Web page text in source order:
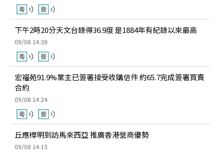
下午2時20分天文台錄得36.9度 是1884年有紀錄以來最高
09/08 14:39
宏福苑91.9%業主已簽署接受收購信件 約65.7完成簽署買賣
合約
09/08 14:24
丘應樺明到訪馬來西亞 推廣香港營商優勢
09/08 14:15